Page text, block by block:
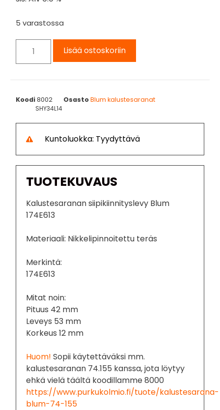
5 varastossa
Lisää ostoskoriin
Koodi8002 OsastoBlum kalustesaranat
SHY34L14
Kuntoluokka: Tyydyttävä
TUOTEKUVAUS
Kalustesaranan siipikiinnityslevy Blum
174E613
Materiaali: Nikkelipinnoitettu teräs
Merkintä:
174E613
Mitat noin:
Pituus 42 mm
Leveys 53 mm
Korkeus 12 mm
Huom! Sopii käytettäväksi mm.
kalustesaranan 74.155 kanssa, jota löytyy
ehkä vielä täältä koodillamme 8000
https://www.purkukolmio.fi/tuote/kalustesarana-
blum-74-155